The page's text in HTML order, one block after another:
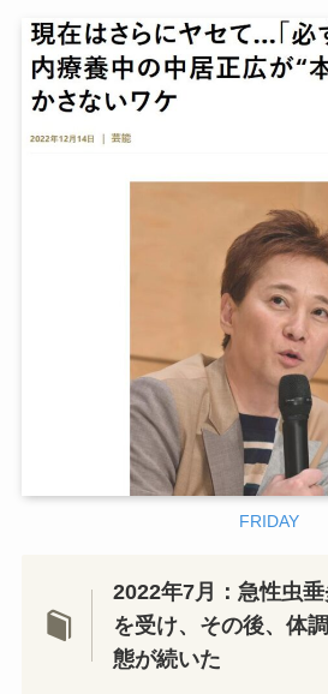
FRIDAY
2022年7月：急性虫
を受け、その後、体
態が続いた